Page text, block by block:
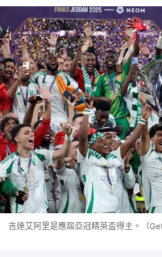
吉達艾阿里是應屆亞冠精英盃得主。（